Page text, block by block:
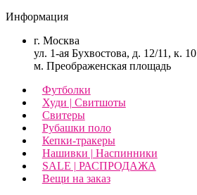
Информация
г. Москва
ул. 1-ая Бухвостова, д. 12/11, к. 10
м. Преображенская площадь
Футболки
Худи | Свитшоты
Свитеры
Рубашки поло
Кепки-тракеры
Нашивки | Наспинники
SALE | РАСПРОДАЖА
Вещи на заказ